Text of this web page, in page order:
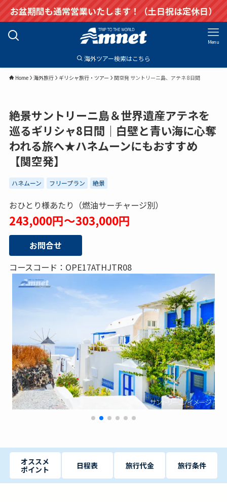
お盆期間も通常営業いたします！（土日祝は定休日）
Menu
海外ツアー検索はこちら
Home 海外旅行 ギリシャ旅行・ツアー 関空発 サントリーニ島、アテネ 8日間
絶景サントリーニ島＆世界遺産アテネを
巡るギリシャ8日間｜白壁と青い海に心奪
われる旅へ★ハネムーンにもおすすめ
【関空発】
ハネムーン フリープラン 絶景
おひとり様あたり（燃油サーチャージ別）
243,000円～303,000円
お問合せ
コースコード：OPE17ATHJTR08
オススメ
ポイント
日程表 旅行代金 旅行条件